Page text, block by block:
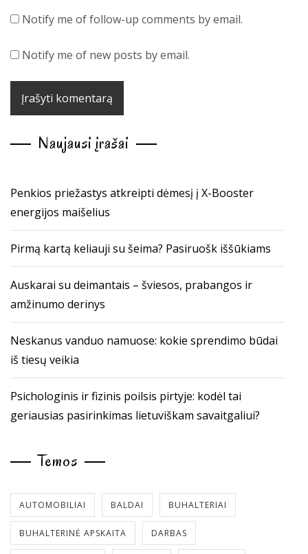
Notify me of follow-up comments by email.
Notify me of new posts by email.
Naujausi įrašai
Penkios priežastys atkreipti dėmesį į X-Booster
energijos maišelius
Pirmą kartą keliauji su šeima? Pasiruošk iššūkiams
Auskarai su deimantais – šviesos, prabangos ir
amžinumo derinys
Neskanus vanduo namuose: kokie sprendimo būdai
iš tiesų veikia
Psichologinis ir fizinis poilsis pirtyje: kodėl tai
geriausias pasirinkimas lietuviškam savaitgaliui?
Temos
AUTOMOBILIAI BALDAI BUHALTERIAI
BUHALTERINĖ APSKAITA DARBAS